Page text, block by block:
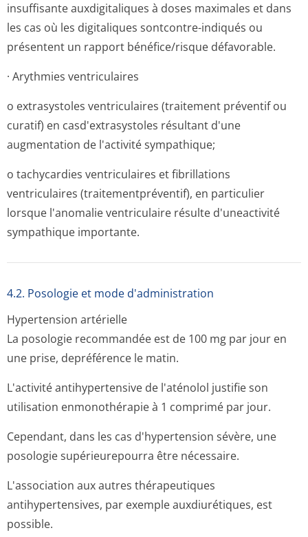
insuffisante auxdigitaliques à doses maximales et dans
les cas où les digitaliques sontcontre-indiqués ou
présentent un rapport bénéfice/risque défavorable.
· Arythmies ventriculaires
o extrasystoles ventriculaires (traitement préventif ou
curatif) en casd'extrasystoles résultant d'une
augmentation de l'activité sympathique;
o tachycardies ventriculaires et fibrillations
ventriculaires (traitementpré­ventif), en particulier
lorsque l'anomalie ventriculaire résulte d'uneactivité
sympathique importante.
4.2. Posologie et mode d'administration
Hypertension artérielle
La posologie recommandée est de 100 mg par jour en
une prise, depréférence le matin.
L'activité antihypertensive de l'aténolol justifie son
utilisation enmonothérapie à 1 comprimé par jour.
Cependant, dans les cas d'hypertension sévère, une
posologie supérieurepourra être nécessaire.
L'association aux autres thérapeutiques
antihypertensives, par exemple auxdiurétiques, est
possible.